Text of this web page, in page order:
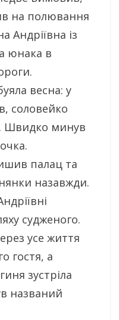
на полювання
Андріївна із
юнака в
весна: у
соловейко
Швидко минув
палац та
назавжди.
судженого.
усе життя
гостя, а
зустріла
названий